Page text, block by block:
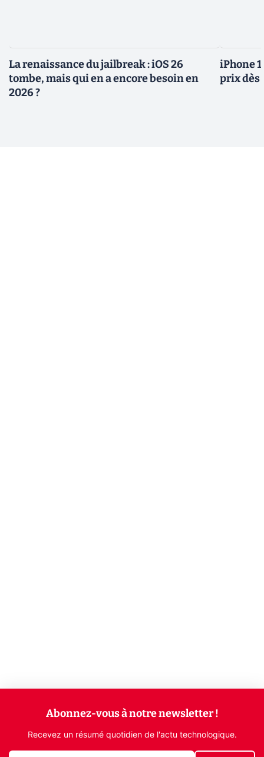
La renaissance du jailbreak : iOS 26
tombe, mais qui en a encore besoin en
2026 ?
iPhone
prix dès
Abonnez-vous à notre newsletter !
Recevez un résumé quotidien de l'actu technologique.